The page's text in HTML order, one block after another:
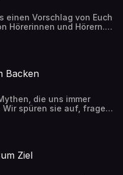
einen Vorschlag von Euch
Hörerinnen und Hörern.
Minuten aber wieder
und das
Backen
die uns immer
spüren sie auf, fragen
sie vielleicht mal
in die Zeit passen.
rund um Backen und
Ziel